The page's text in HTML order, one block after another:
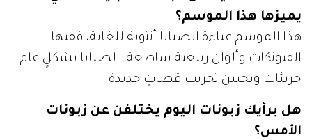
يميزها هذا الموسم؟
هذا الموسم عباءة الصبايا أنثوية للغاية، ففيها
الفيونكات وألوان ربيعية ساطعة. الصبايا بشكلٍ عام
جريئات ويحببن تجريب قصاتٍ جديدة.
هل برأيك زبونات اليوم يختلفن عن زبونات
الأمس؟